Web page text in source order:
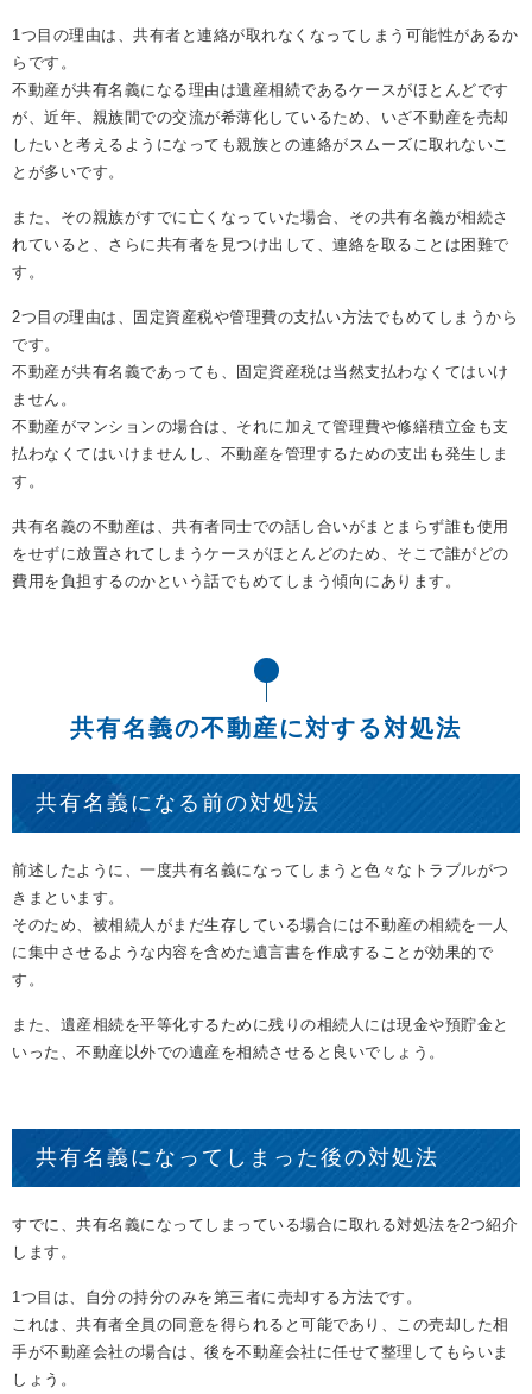
1つ目の理由は、共有者と連絡が取れなくなってしまう可能性があるか
らです。
不動産が共有名義になる理由は遺産相続であるケースがほとんどです
が、近年、親族間での交流が希薄化しているため、いざ不動産を売却
したいと考えるようになっても親族との連絡がスムーズに取れないこ
とが多いです。
また、その親族がすでに亡くなっていた場合、その共有名義が相続さ
れていると、さらに共有者を見つけ出して、連絡を取ることは困難で
す。
2つ目の理由は、固定資産税や管理費の支払い方法でもめてしまうから
です。
不動産が共有名義であっても、固定資産税は当然支払わなくてはいけ
ません。
不動産がマンションの場合は、それに加えて管理費や修繕積立金も支
払わなくてはいけませんし、不動産を管理するための支出も発生しま
す。
共有名義の不動産は、共有者同士での話し合いがまとまらず誰も使用
をせずに放置されてしまうケースがほとんどのため、そこで誰がどの
費用を負担するのかという話でもめてしまう傾向にあります。
共有名義の不動産に対する対処法
共有名義になる前の対処法
前述したように、一度共有名義になってしまうと色々なトラブルがつ
きまといます。
そのため、被相続人がまだ生存している場合には不動産の相続を一人
に集中させるような内容を含めた遺言書を作成することが効果的で
す。
また、遺産相続を平等化するために残りの相続人には現金や預貯金と
いった、不動産以外での遺産を相続させると良いでしょう。
共有名義になってしまった後の対処法
すでに、共有名義になってしまっている場合に取れる対処法を2つ紹介
します。
1つ目は、自分の持分のみを第三者に売却する方法です。
これは、共有者全員の同意を得られると可能であり、この売却した相
手が不動産会社の場合は、後を不動産会社に任せて整理してもらいま
しょう。